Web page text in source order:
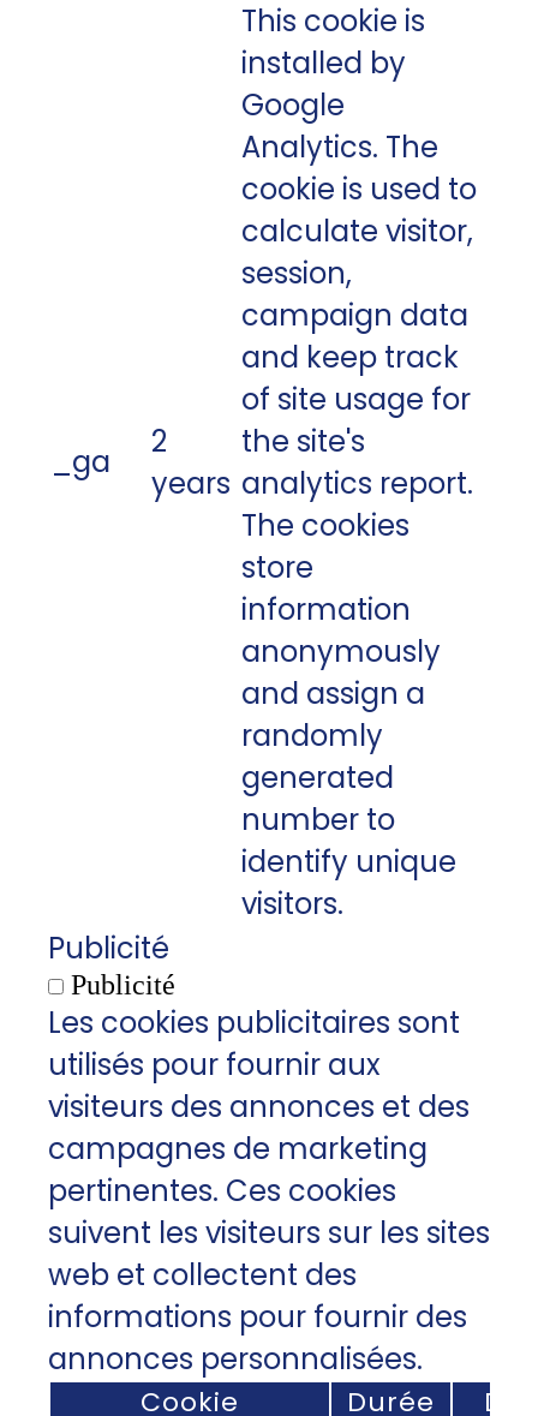
_ga
2
years
This cookie is
installed by
Google
Analytics. The
cookie is used to
calculate visitor,
session,
campaign data
and keep track
of site usage for
the site's
analytics report.
The cookies
store
information
anonymously
and assign a
randomly
generated
number to
identify unique
visitors.
Publicité
Publicité
Les cookies publicitaires sont
utilisés pour fournir aux
visiteurs des annonces et des
campagnes de marketing
pertinentes. Ces cookies
suivent les visiteurs sur les sites
web et collectent des
informations pour fournir des
annonces personnalisées.
Cookie Durée